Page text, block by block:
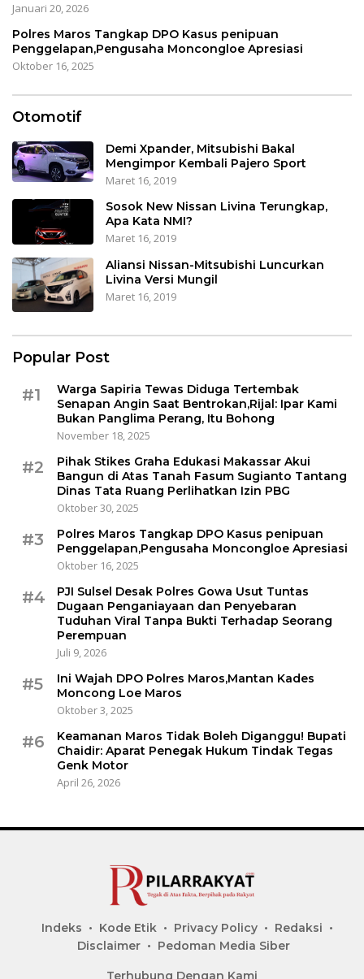
Januari 20, 2026
Polres Maros Tangkap DPO Kasus penipuan
Penggelapan,Pengusaha Moncongloe Apresiasi
Oktober 16, 2025
Otomotif
Demi Xpander, Mitsubishi Bakal
Mengimpor Kembali Pajero Sport
Maret 16, 2019
Sosok New Nissan Livina Terungkap,
Apa Kata NMI?
Maret 16, 2019
Aliansi Nissan-Mitsubishi Luncurkan
Livina Versi Mungil
Maret 16, 2019
Popular Post
#1
Warga Sapiria Tewas Diduga Tertembak
Senapan Angin Saat Bentrokan,Rijal: Ipar Kami
Bukan Panglima Perang, Itu Bohong
November 18, 2025
#2
Pihak Stikes Graha Edukasi Makassar Akui
Bangun di Atas Tanah Fasum Sugianto Tantang
Dinas Tata Ruang Perlihatkan Izin PBG
Oktober 30, 2025
#3
Polres Maros Tangkap DPO Kasus penipuan
Penggelapan,Pengusaha Moncongloe Apresiasi
Oktober 16, 2025
#4
PJI Sulsel Desak Polres Gowa Usut Tuntas
Dugaan Penganiayaan dan Penyebaran
Tuduhan Viral Tanpa Bukti Terhadap Seorang
Perempuan
Juli 9, 2026
#5
Ini Wajah DPO Polres Maros,Mantan Kades
Moncong Loe Maros
Oktober 3, 2025
#6
Keamanan Maros Tidak Boleh Diganggu! Bupati
Chaidir: Aparat Penegak Hukum Tindak Tegas
Genk Motor
April 26, 2026
Indeks Kode Etik Privacy Policy
Redaksi
Disclaimer
Pedoman Media Siber
Terhubung Dengan Kami